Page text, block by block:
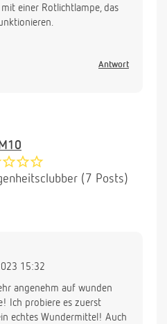
einer Rotlichtlampe, das
Antwort
(7 Posts)
15:32
angenehm auf wunden
Ich probiere es zuerst
echtes Wundermittel! Auch